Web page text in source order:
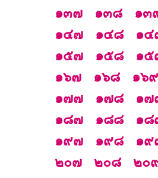
๑๓๗
๑๓๘
๑๓
๑๔๗
๑๔๘
๑๔
๑๕๗
๑๕๘
๑๕
๑๖๗
๑๖๘
๑๖๙
๑๗๗
๑๗๘
๑๗
๑๘๗
๑๘๘
๑๘
๑๙๗
๑๙๘
๑๙
๒๐๗
๒๐๘
๒๐